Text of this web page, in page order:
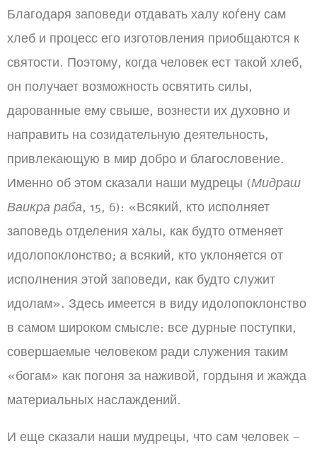
Благодаря заповеди отдавать халу коѓену сам
хлеб и процесс его изготовления приобщаются к
святости. Поэтому, когда человек ест такой хлеб,
он получает возможность освятить силы,
дарованные ему свыше, вознести их духовно и
направить на созидательную деятельность,
привлекающую в мир добро и благословение.
Именно об этом сказали наши мудрецы (Мидраш
Ваикра раба, 15, 6): «Всякий, кто исполняет
заповедь отделения халы, как будто отменяет
идолопоклонство; а всякий, кто уклоняется от
исполнения этой заповеди, как будто служит
идолам». Здесь имеется в виду идолопоклонство
в самом широком смысле: все дурные поступки,
совершаемые человеком ради служения таким
«богам» как погоня за наживой, гордыня и жажда
материальных наслаждений.
И еще сказали наши мудрецы, что сам человек –